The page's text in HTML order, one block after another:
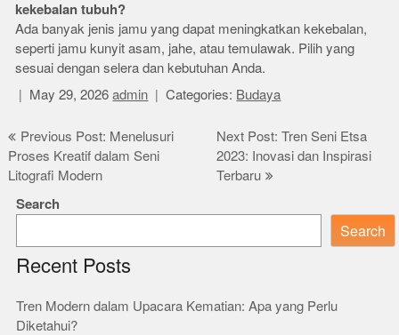
kekebalan tubuh?
Ada banyak jenis jamu yang dapat meningkatkan kekebalan,
seperti jamu kunyit asam, jahe, atau temulawak. Pilih yang
sesuai dengan selera dan kebutuhan Anda.
May 29, 2026 admin Categories: Budaya
Post
navigation
Previous Post: Menelusuri
Proses Kreatif dalam Seni
Litografi Modern
Next Post: Tren Seni Etsa
2023: Inovasi dan Inspirasi
Terbaru
Search
Search
Recent Posts
Tren Modern dalam Upacara Kematian: Apa yang Perlu
Diketahui?